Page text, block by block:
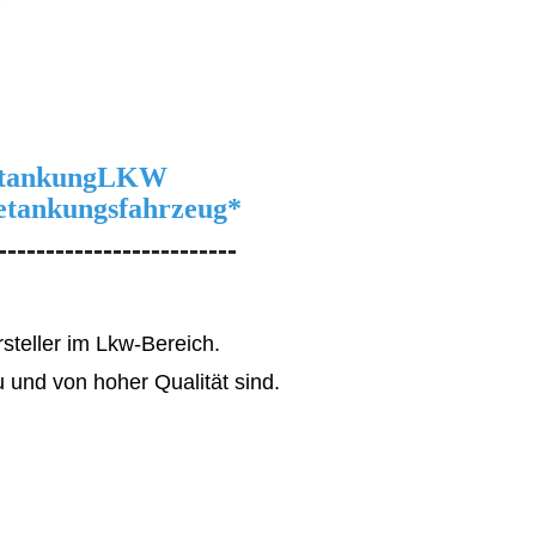
LKW
*
im Lkw-Bereich.
von hoher Qualität sind.